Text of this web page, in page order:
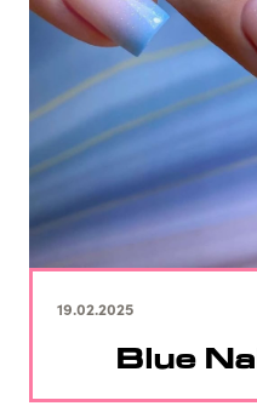
19.02.2025
Blue